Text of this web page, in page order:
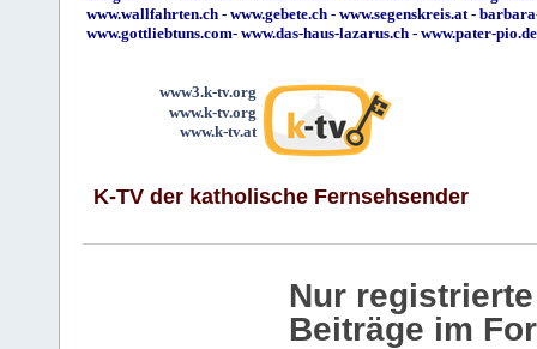
www.wallfahrten.ch - www.gebete.ch - www.segenskreis.at -
www.gottliebtuns.com- www.das-haus-lazarus.ch - www.pater-pio.de
www3.k-tv.org
www.k-tv.org
www.k-tv.at
K-TV der katholische Fernsehsender
Nur
Beiträge im